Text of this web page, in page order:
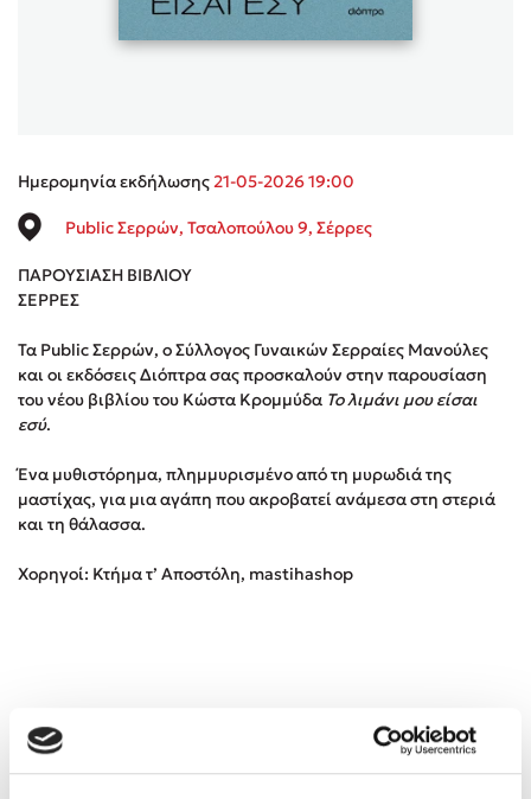
Το λιμάνι μου είσαι εσύ
Ημερομηνία εκδήλωσης21-05-2026 19:00
Public Σερρών, Τσαλοπούλου 9, Σέρρες
ΠΑΡΟΥΣΙΑΣΗ ΒΙΒΛΙΟΥ
ΣΕΡΡΕΣ
Τα Public Σερρών, ο Σύλλογος Γυναικών Σερραίες Μανούλες
και οι εκδόσεις Διόπτρα σας προσκαλούν στην παρουσίαση
του νέου βιβλίου του Κώστα Κρομμύδα Το λιμάνι μου είσαι
εσύ.
Ένα μυθιστόρημα, πλημμυρισμένο από τη μυρωδιά της
μαστίχας, για μια αγάπη που ακροβατεί ανάμεσα στη στεριά
και τη θάλασσα.
Χορηγοί: Κτήμα τ’ Αποστόλη, mastihashop